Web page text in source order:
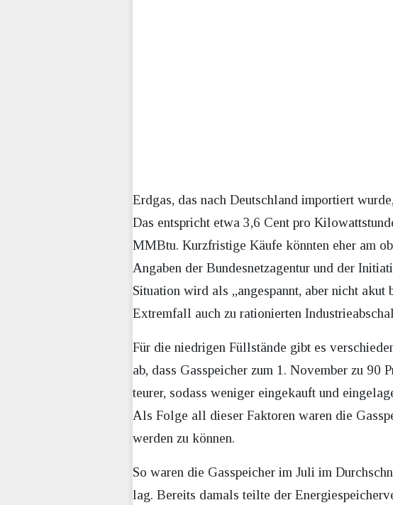
Erdgas, das nach Deutschland importiert
Das entspricht etwa 3,6 Cent pro
MMBtu. Kurzfristige Käufe könnten eher am
Angaben der Bundesnetzagentur und der
Situation wird als „angespannt, aber nicht
Extremfall auch zu rationierten
Für die niedrigen Füllstände gibt es
ab, dass Gasspeicher zum 1. November zu 90
teurer, sodass weniger eingekauft und
Als Folge all dieser Faktoren waren die
werden zu können.
So waren die Gasspeicher im Juli im
lag. Bereits damals teilte der